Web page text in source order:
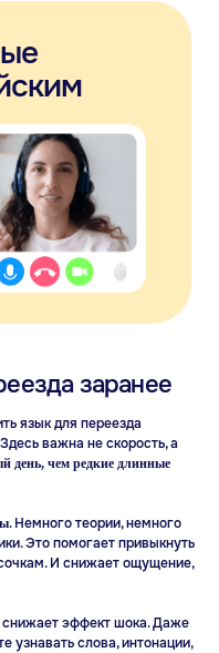
заранее
язык для переезда
важна не скорость, а
день, чем редкие длинные
. Немного теории, немного
Это помогает привыкнуть
И снижает ощущение,
снижает эффект шока. Даже
узнавать слова, интонации,